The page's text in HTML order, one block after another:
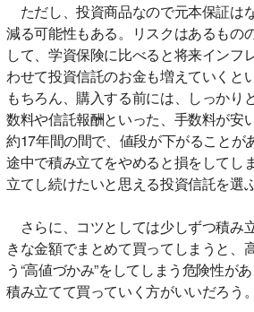
ただし、投資商品なので元本保証は
減る可能性もある。リスクはあるもの
して、学資保険に比べると将来インフ
わせて投資信託のお金も増えていくと
もちろん、購入する前には、しっかり
数料や信託報酬といった、手数料が安
約17年間の間で、値段が下がることが
途中で積み立てをやめると損をしてし
立てし続けたいと思える投資信託を選
さらに、コツとしては少しずつ積み
きな金額でまとめて買ってしまうと、
う“高値づかみ”をしてしまう危険性が
積み立てて買っていく方がいいだろう。